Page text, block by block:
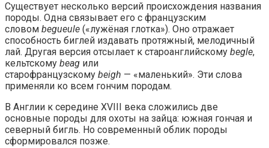
Существует несколько версий происхождения названия
породы. Одна связывает его с французским
словом begueule («лужёная глотка»). Оно отражает
способность биглей издавать протяжный, мелодичный
лай. Другая версия отсылает к староанглийскому begle,
кельтскому beag или
старофранцузскому beigh — «маленький». Эти слова
применяли ко всем гончим породам.
В Англии к середине XVIII века сложились две
основные породы для охоты на зайца: южная гончая и
северный бигль. Но современный облик породы
сформировался позже.